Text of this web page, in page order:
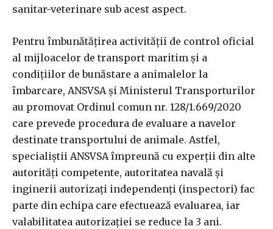
sanitar-veterinare sub acest aspect.
Pentru îmbunătăţirea activităţii de control oficial
al mijloacelor de transport maritim şi a
condiţiilor de bunăstare a animalelor la
îmbarcare, ANSVSA şi Ministerul Transporturilor
au promovat Ordinul comun nr. 128/1.669/2020
care prevede procedura de evaluare a navelor
destinate transportului de animale. Astfel,
specialiştii ANSVSA împreună cu experţii din alte
autorităţi competente, autoritatea navală şi
inginerii autorizaţi independenţi (inspectori) fac
parte din echipa care efectuează evaluarea, iar
valabilitatea autorizaţiei se reduce la 3 ani.